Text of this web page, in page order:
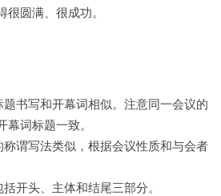
很圆满、很成功。
书写和开幕词相似。注意同一会议的
幕词标题一致。
谓写法类似，根据会议性质和与会者
开头、主体和结尾三部分。